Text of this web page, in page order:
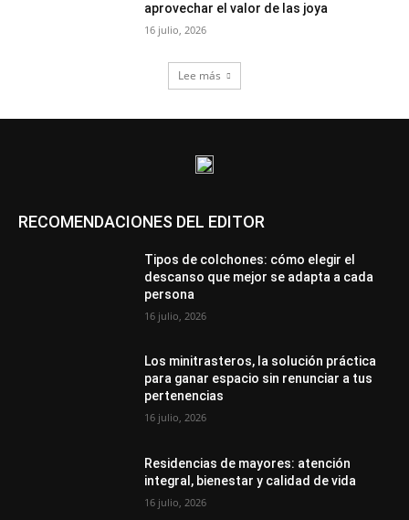
aprovechar el valor de las joya
16 julio, 2026
Lee más
RECOMENDACIONES DEL EDITOR
Tipos de colchones: cómo elegir el
descanso que mejor se adapta a cada
persona
16 julio, 2026
Los minitrasteros, la solución práctica
para ganar espacio sin renunciar a tus
pertenencias
16 julio, 2026
Residencias de mayores: atención
integral, bienestar y calidad de vida
16 julio, 2026